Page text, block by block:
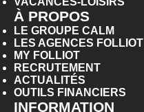
À PROPOS
LE GROUPE CALM
LES AGENCES FOLLIOT
MY FOLLIOT
RECRUTEMENT
ACTUALITÉS
OUTILS FINANCIERS
INFORMATION